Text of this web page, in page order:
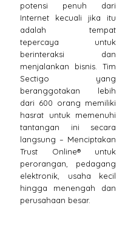
potensi penuh dari
Internet kecuali jika itu
adalah tempat
tepercaya untuk
berinteraksi dan
menjalankan bisnis. Tim
Sectigo yang
beranggotakan lebih
dari 600 orang memiliki
hasrat untuk memenuhi
tantangan ini secara
langsung – Menciptakan
Trust Online® untuk
perorangan, pedagang
elektronik, usaha kecil
hingga menengah dan
perusahaan besar.